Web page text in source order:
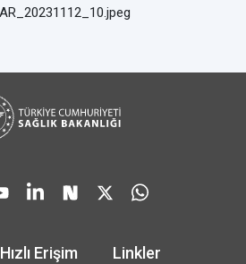
Hızlı Erişim Linkler